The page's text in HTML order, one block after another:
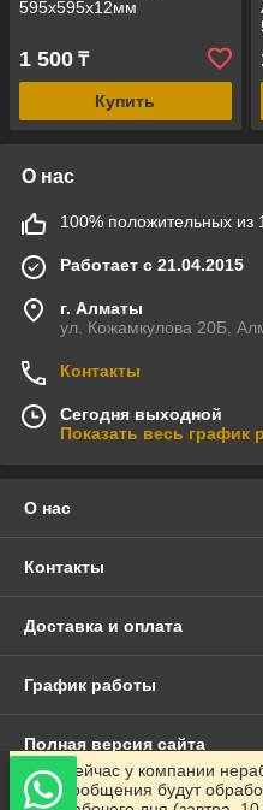
595х595х12мм
1 500 ₸
Купить
О нас
100% положительных из
Работает с 21.04.2015
г. Алматы
ул. Кожамкулова 20Б,
Контакты
Сегодня выходной
Показать весь график
О нас
Контакты
Доставка и оплата
График работы
Полная версия сайта
Сайт создан на
Сейчас у компании
сообщения будут